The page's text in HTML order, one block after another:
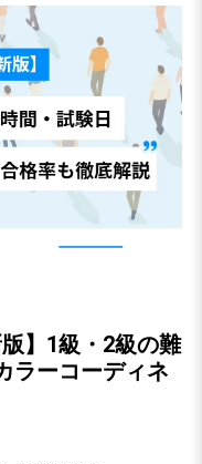
】1級・2級の難
ラーコーディネ